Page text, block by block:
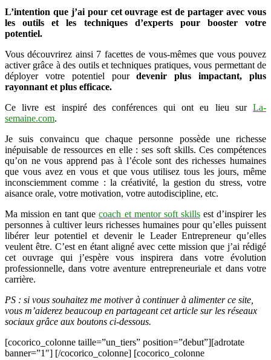
L’intention que j’ai pour cet ouvrage est de partager avec vous
les outils et les techniques d’experts pour booster votre
potentiel.
Vous découvrirez ainsi 7 facettes de vous-mêmes que vous pouvez
activer grâce à des outils et techniques pratiques, vous permettant de
déployer votre potentiel pourdevenir plus impactant, plus
rayonnant et plus efficace.
Ce livre est inspiré des conférences qui ont eu lieu sur La-
semaine.com.
Je suis convaincu que chaque personne possède une richesse
inépuisable de ressources en elle : ses soft skills. Ces compétences
qu’on ne vous apprend pas à l’école sont des richesses humaines
que vous avez en vous et que vous utilisez tous les jours, même
inconsciemment comme : la créativité, la gestion du stress, votre
aisance orale, votre motivation, votre autodiscipline, etc.
Ma mission en tant quecoach et mentor soft skillsest d’inspirer les
personnes à cultiver leurs richesses humaines pour qu’elles puissent
libérer leur potentiel et devenir le Leader Entrepreneur qu’elles
veulent être. C’est en étant aligné avec cette mission que j’ai rédigé
cet ouvrage qui j’espère vous inspirera dans votre évolution
professionnelle, dans votre aventure entrepreneuriale et dans votre
carrière.
PS : si vous souhaitez me motiver à continuer à alimenter ce site,
vous m’aiderez beaucoup en partageant cet article sur les réseaux
sociaux grâce aux boutons ci-dessous.
[cocorico_colonne taille=”un_tiers” position=”debut”][adrotate
banner=”1″] [/cocorico_colonne] [cocorico_colonne